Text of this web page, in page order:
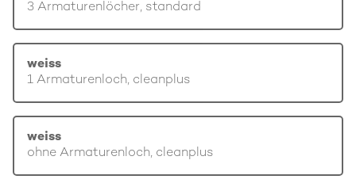
3 Armaturenlöcher, standard
weiss
1 Armaturenloch, cleanplus
weiss
ohne Armaturenloch, cleanplus